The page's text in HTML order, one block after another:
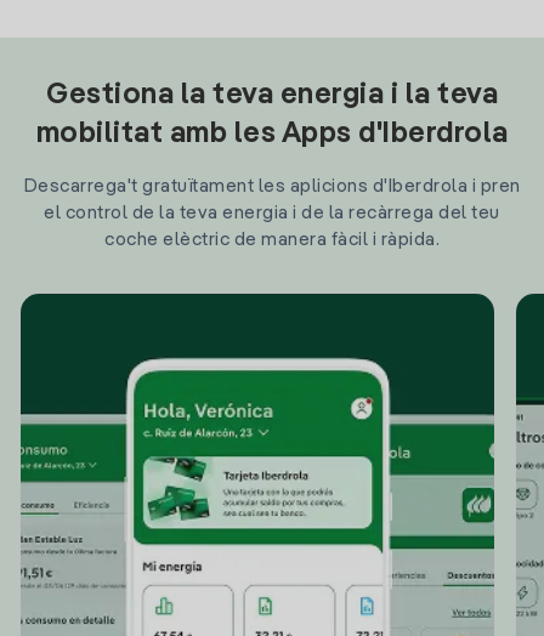
Gestiona la teva energia i la teva
mobilitat amb les Apps d'Iberdrola
Descarrega't gratuïtament les aplicions d'Iberdrola i pren
el control de la teva energia i de la recàrrega del teu
coche elèctric de manera fàcil i ràpida.